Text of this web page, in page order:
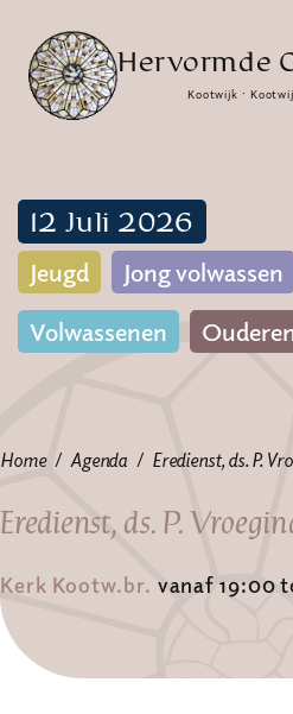
Hervormde
Kootwijk ·
12 Juli 2026
Jeugd
Jong volwassen
Volwassenen
Home Agenda Eredienst, ds. P.
Eredienst, ds. P.
Kerk Kootw.br. vanaf 19:00